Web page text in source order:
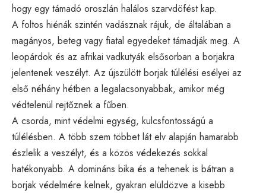
hogy egy támadó oroszlán halálos szarvdöfést kap.
A foltos hiénák szintén vadásznak rájuk, de általában a
magányos, beteg vagy fiatal egyedeket támadják meg. A
leopárdok és az afrikai vadkutyák elsősorban a borjakra
jelentenek veszélyt. Az újszülött borjak túlélési esélyei az
első néhány hétben a legalacsonyabbak, amikor még
védtelenül rejtőznek a fűben.
A csorda, mint védelmi egység, kulcsfontosságú a
túlélésben. A több szem többet lát elv alapján hamarabb
észlelik a veszélyt, és a közös védekezés sokkal
hatékonyabb. A domináns bika és a tehenek is bátran a
borjak védelmére kelnek, gyakran elüldözve a kisebb